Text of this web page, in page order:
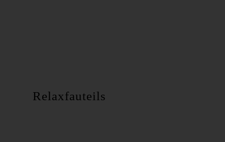
Relaxfauteils